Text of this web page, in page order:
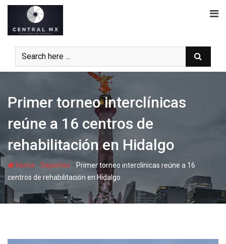
Skip
content
Primer torneo interclínicas
reúne a 16 centros de
rehabilitación en Hidalgo
Home - Deportes - Primer torneo interclínicas reúne a 16
centros de rehabilitación en Hidalgo